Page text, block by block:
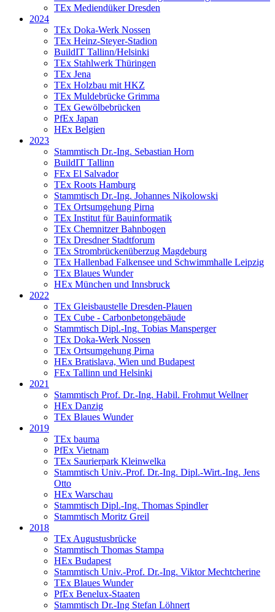
TEx Mediendüker Dresden
2024
TEx Doka-Werk Nossen
TEx Heinz-Steyer-Stadion
BuildIT Tallinn/Helsinki
TEx Stahlwerk Thüringen
TEx Jena
TEx Holzbau mit HKZ
TEx Muldebrücke Grimma
TEx Gewölbebrücken
PfEx Japan
HEx Belgien
2023
Stammtisch Dr.-Ing. Sebastian Horn
BuildIT Tallinn
FEx El Salvador
TEx Roots Hamburg
Stammtisch Dr.-Ing. Johannes Nikolowski
TEx Ortsumgehung Pirna
TEx Institut für Bauinformatik
TEx Chemnitzer Bahnbogen
TEx Dresdner Stadtforum
TEx Strombrückenüberzug Magdeburg
TEx Hallenbad Falkensee und Schwimmhalle Leipzig
TEx Blaues Wunder
HEx München und Innsbruck
2022
TEx Gleisbaustelle Dresden-Plauen
TEx Cube - Carbonbetongebäude
Stammtisch Dipl.-Ing. Tobias Mansperger
TEx Doka-Werk Nossen
TEx Ortsumgehung Pirna
HEx Bratislava, Wien und Budapest
FEx Tallinn und Helsinki
2021
Stammtisch Prof. Dr.-Ing. Habil. Frohmut Wellner
HEx Danzig
TEx Blaues Wunder
2019
TEx bauma
PfEx Vietnam
TEx Saurierpark Kleinwelka
Stammtisch Univ.-Prof. Dr.-Ing. Dipl.-Wirt.-Ing. Jens
Otto
HEx Warschau
Stammtisch Dipl.-Ing. Thomas Spindler
Stammtisch Moritz Greil
2018
TEx Augustusbrücke
Stammtisch Thomas Stampa
HEx Budapest
Stammtisch Univ.-Prof. Dr.-Ing. Viktor Mechtcherine
TEx Blaues Wunder
PfEx Benelux-Staaten
Stammtisch Dr.-Ing Stefan Löhnert